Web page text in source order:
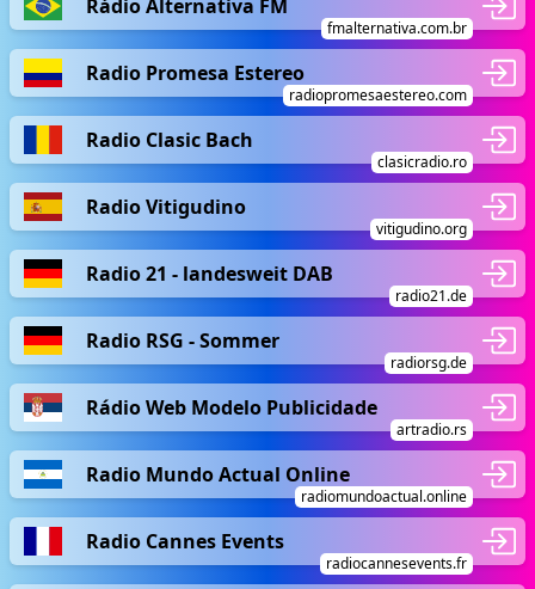
Rádio Alternativa FM
fmalternativa.com.br
Radio Promesa Estereo
radiopromesaestereo.com
Radio Clasic Bach
clasicradio.ro
Radio Vitigudino
vitigudino.org
Radio 21 - landesweit DAB
radio21.de
Radio RSG - Sommer
radiorsg.de
Rádio Web Modelo Publicidade
artradio.rs
Radio Mundo Actual Online
radiomundoactual.online
Radio Cannes Events
radiocannesevents.fr